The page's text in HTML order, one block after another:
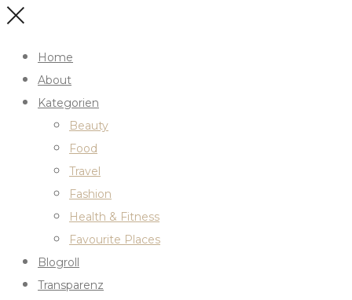
Home
About
Kategorien
Beauty
Food
Travel
Fashion
Health & Fitness
Favourite Places
Blogroll
Transparenz